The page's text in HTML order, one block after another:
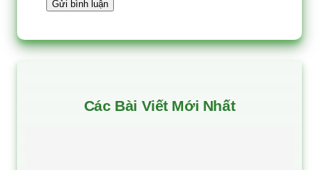
Các Bài Viết Mới Nhất